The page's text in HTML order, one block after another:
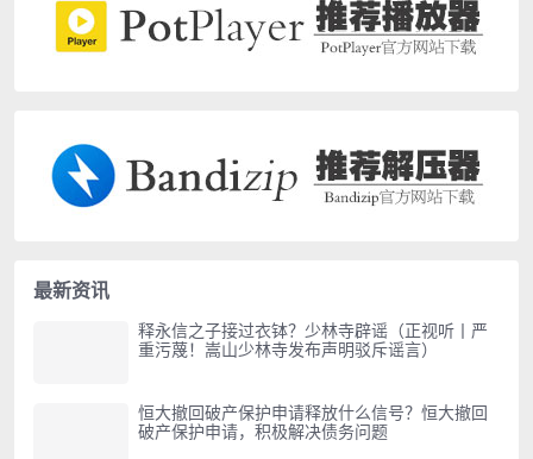
最新资讯
释永信之子接过衣钵？少林寺辟谣（正视听丨严
重污蔑！嵩山少林寺发布声明驳斥谣言）
恒大撤回破产保护申请释放什么信号？恒大撤回
破产保护申请，积极解决债务问题